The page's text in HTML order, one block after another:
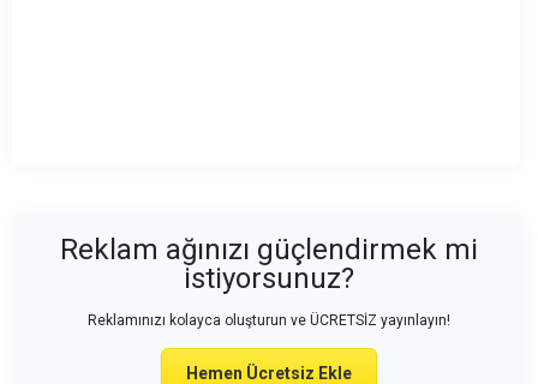
Reklam ağınızı güçlendirmek mi
istiyorsunuz?
Reklamınızı kolayca oluşturun ve ÜCRETSİZ yayınlayın!
Hemen Ücretsiz Ekle